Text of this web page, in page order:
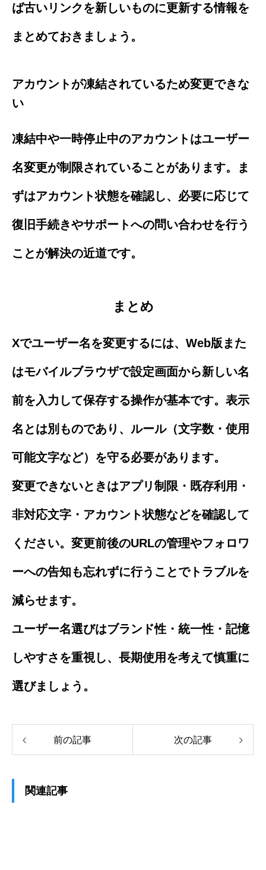
ば古いリンクを新しいものに更新する情報を
まとめておきましょう。
アカウントが凍結されているため変更できな
い
凍結中や一時停止中のアカウントはユーザー
名変更が制限されていることがあります。ま
ずはアカウント状態を確認し、必要に応じて
復旧手続きやサポートへの問い合わせを行う
ことが解決の近道です。
まとめ
Xでユーザー名を変更するには、Web版また
はモバイルブラウザで設定画面から新しい名
前を入力して保存する操作が基本です。表示
名とは別ものであり、ルール（文字数・使用
可能文字など）を守る必要があります。
変更できないときはアプリ制限・既存利用・
非対応文字・アカウント状態などを確認して
ください。変更前後のURLの管理やフォロワ
ーへの告知も忘れずに行うことでトラブルを
減らせます。
ユーザー名選びはブランド性・統一性・記憶
しやすさを重視し、長期使用を考えて慎重に
選びましょう。
前の記事 次の記事
関連記事